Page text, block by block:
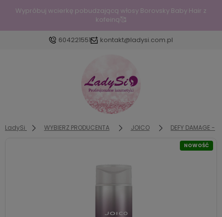
Wypróbuj wcierkę pobudzającą włosy Borovsky Baby Hair z
kofeiną🥰
604221551 kontakt@ladysi.com.pl
Zaloguj się
Załóż konto
Wybierz coś dla siebie z naszej aktualnej oferty lub
listy z poprzedniej sesji.
LadySi WYBIERZ PRODUCENTA JOICO DEFY DAMAGE
NOWOŚĆ